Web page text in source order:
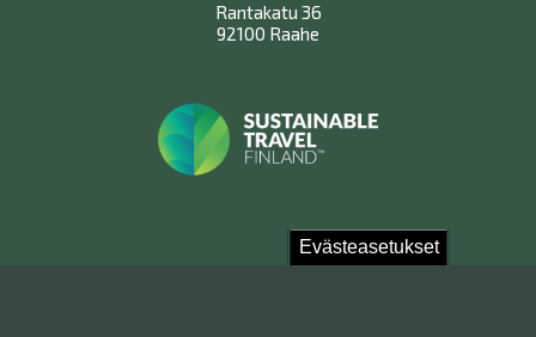
Evästeasetukset
Rantakatu 36
92100 Raahe